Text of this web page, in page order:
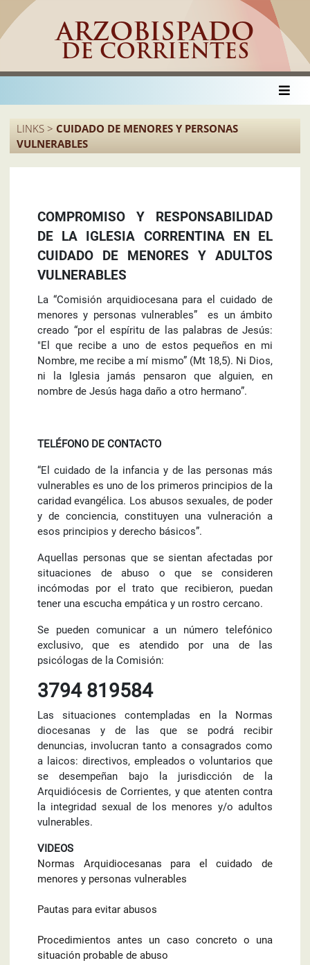
ARZOBISPADO
DE CORRIENTES
LINKS > CUIDADO DE MENORES Y PERSONAS
VULNERABLES
COMPROMISO Y RESPONSABILIDAD
DE LA IGLESIA CORRENTINA EN EL
CUIDADO DE MENORES Y ADULTOS
VULNERABLES
La “Comisión arquidiocesana para el cuidado de
menores y personas vulnerables” es un ámbito
creado “por el espíritu de las palabras de Jesús:
"El que recibe a uno de estos pequeños en mi
Nombre, me recibe a mí mismo” (Mt 18,5). Ni Dios,
ni la Iglesia jamás pensaron que alguien, en
nombre de Jesús haga daño a otro hermano”.
TELÉFONO DE CONTACTO
“El cuidado de la infancia y de las personas más
vulnerables es uno de los primeros principios de la
caridad evangélica. Los abusos sexuales, de poder
y de conciencia, constituyen una vulneración a
esos principios y derecho básicos”.
Aquellas personas que se sientan afectadas por
situaciones de abuso o que se consideren
incómodas por el trato que recibieron, puedan
tener una escucha empática y un rostro cercano.
Se pueden comunicar a un número telefónico
exclusivo, que es atendido por una de las
psicólogas de la Comisión:
3794 819584
Las situaciones contempladas en la Normas
diocesanas y de las que se podrá recibir
denuncias, involucran tanto a consagrados como
a laicos: directivos, empleados o voluntarios que
se desempeñan bajo la jurisdicción de la
Arquidiócesis de Corrientes, y que atenten contra
la integridad sexual de los menores y/o adultos
vulnerables.
VIDEOS
Normas Arquidiocesanas para el cuidado de
menores y personas vulnerables
Pautas para evitar abusos
Procedimientos antes un caso concreto o una
situación probable de abuso